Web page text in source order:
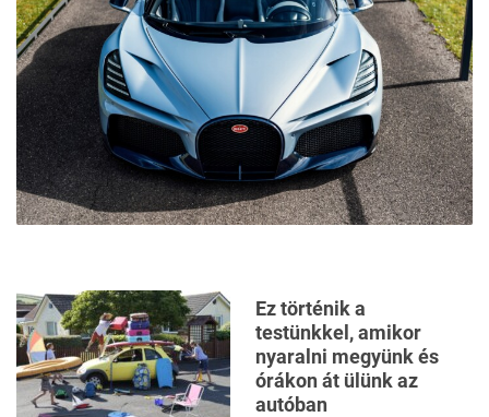
Ez történik a
testünkkel, amikor
nyaralni megyünk és
órákon át ülünk az
autóban